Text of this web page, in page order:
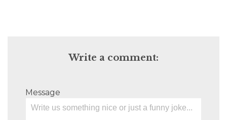
Write a comment:
Message